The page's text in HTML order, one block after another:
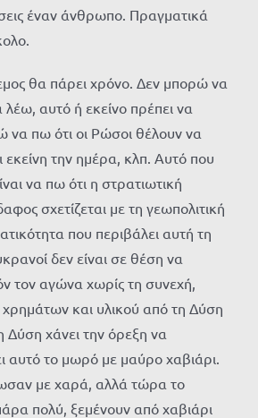
έναν άνθρωπο. Πραγματικά
θα πάρει χρόνο. Δεν μπορώ να
αυτό ή εκείνο πρέπει να
να πω ότι οι Ρώσοι θέλουν να
εκείνη την ημέρα, κλπ. Αυτό που
να πω ότι η στρατιωτική
σχετίζεται με τη γεωπολιτική
που περιβάλει αυτή τη
δεν είναι σε θέση να
τον αγώνα χωρίς τη συνεχή,
και υλικού από τη Δύση
Δύση χάνει την όρεξη να
αυτό το μωρό με μαύρο χαβιάρι.
με χαρά, αλλά τώρα το
πολύ, ξεμένουν από χαβιάρι